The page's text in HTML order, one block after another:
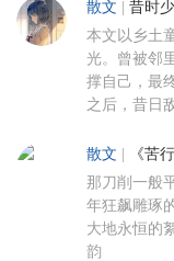
散文 昔时
本文以乡土
光。曾被邻
撑自己，最
之后，昔日
散文 《苦行
那刀削一般
年狂飙雕琢
大地永恒的
韵